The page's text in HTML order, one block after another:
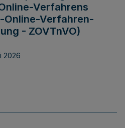
Verfahrens
Verfahren-
- ZOVTnVO)
2026